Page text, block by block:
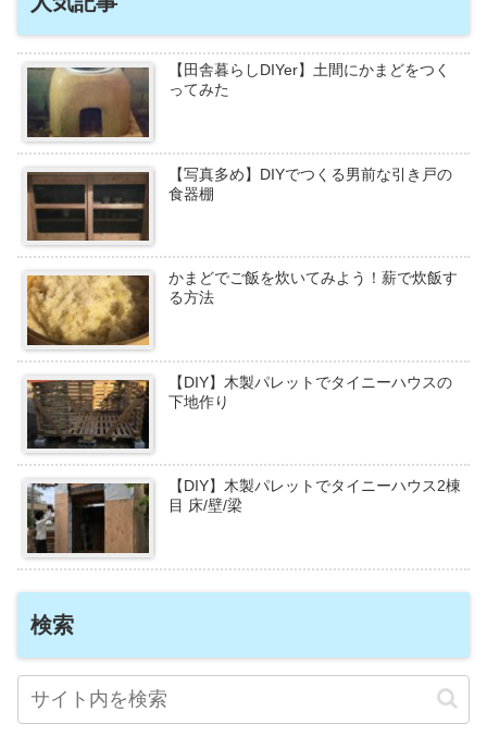
【田舎暮らしDIYer】土間にかまどをつく
ってみた
【写真多め】DIYでつくる男前な引き戸の
食器棚
かまどでご飯を炊いてみよう！薪で炊飯す
る方法
【DIY】木製パレットでタイニーハウスの
下地作り
【DIY】木製パレットでタイニーハウス2棟
目 床/壁/梁
検索